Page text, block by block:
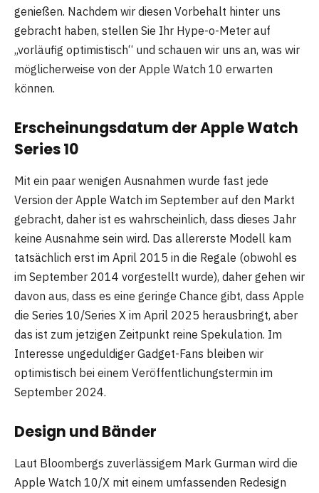
genießen. Nachdem wir diesen Vorbehalt hinter uns
gebracht haben, stellen Sie Ihr Hype-o-Meter auf
„vorläufig optimistisch“ und schauen wir uns an, was wir
möglicherweise von der Apple Watch 10 erwarten
können.
Erscheinungsdatum der Apple Watch
Series 10
Mit ein paar wenigen Ausnahmen wurde fast jede
Version der Apple Watch im September auf den Markt
gebracht, daher ist es wahrscheinlich, dass dieses Jahr
keine Ausnahme sein wird. Das allererste Modell kam
tatsächlich erst im April 2015 in die Regale (obwohl es
im September 2014 vorgestellt wurde), daher gehen wir
davon aus, dass es eine geringe Chance gibt, dass Apple
die Series 10/Series X im April 2025 herausbringt, aber
das ist zum jetzigen Zeitpunkt reine Spekulation. Im
Interesse ungeduldiger Gadget-Fans bleiben wir
optimistisch bei einem Veröffentlichungstermin im
September 2024.
Design und Bänder
Laut Bloombergs zuverlässigem Mark Gurman wird die
Apple Watch 10/X mit einem umfassenden Redesign